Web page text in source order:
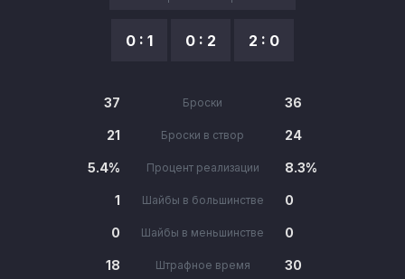
0 : 1 0 : 2 2 : 0
37 Броски 36
21 Броски в створ 24
5.4% Процент реализации 8.3%
1 Шайбы в большинстве 0
0 Шайбы в меньшинстве 0
18 Штрафное время 30